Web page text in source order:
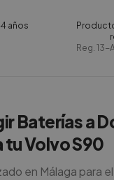
años
Reg. 13-
Baterías a
tu Volvo S90
en Málaga para